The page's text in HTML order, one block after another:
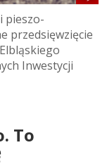
pieszo-
przedsięwzięcie
Inwestycji
To